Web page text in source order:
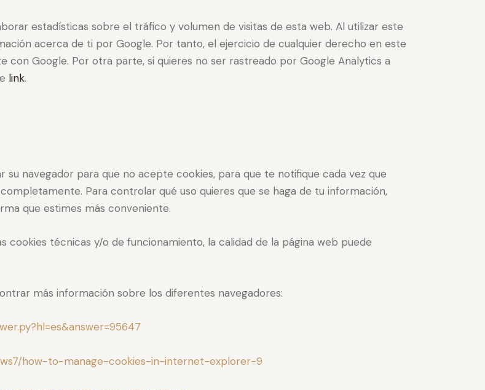
estadísticas sobre el tráfico y volumen de visitas de esta web. Al utilizar este
acerca de ti por Google. Por tanto, el ejercicio de cualquier derecho en este
Google. Por otra parte, si quieres no ser rastreado por Google Analytics a
link.
navegador para que no acepte cookies, para que te notifique cada vez que
Para controlar qué uso quieres que se haga de tu información,
que estimes más conveniente.
cookies técnicas y/o de funcionamiento, la calidad de la página web puede
más información sobre los diferentes navegadores:
how-to-manage-cookies-in-internet-explorer-9